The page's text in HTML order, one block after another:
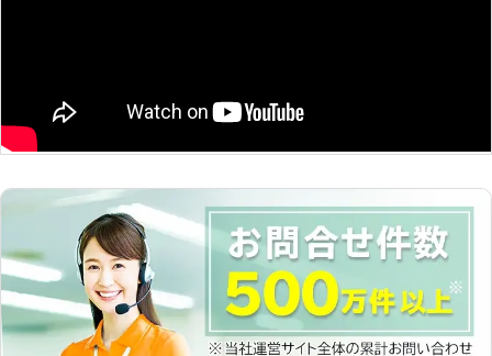
るので、是非お電話いただければ幸い
です！